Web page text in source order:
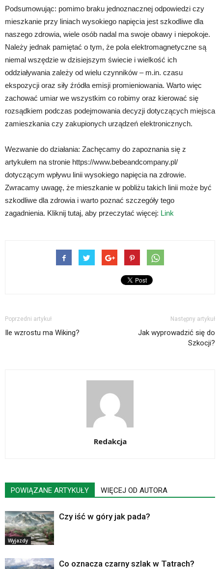
Podsumowując: pomimo braku jednoznacznej odpowiedzi czy
mieszkanie przy liniach wysokiego napięcia jest szkodliwe dla
naszego zdrowia, wiele osób nadal ma swoje obawy i niepokoje.
Należy jednak pamiętać o tym, że pola elektromagnetyczne są
niemal wszędzie w dzisiejszym świecie i wielkość ich
oddziaływania zależy od wielu czynników – m.in. czasu
ekspozycji oraz siły źródła emisji promieniowania. Warto więc
zachować umiar we wszystkim co robimy oraz kierować się
rozsądkiem podczas podejmowania decyzji dotyczących miejsca
zamieszkania czy zakupionych urządzeń elektronicznych.
Wezwanie do działania: Zachęcamy do zapoznania się z
artykułem na stronie https://www.bebeandcompany.pl/
dotyczącym wpływu linii wysokiego napięcia na zdrowie.
Zwracamy uwagę, że mieszkanie w pobliżu takich linii może być
szkodliwe dla zdrowia i warto poznać szczegóły tego
zagadnienia. Kliknij tutaj, aby przeczytać więcej: Link
Poprzedni artykuł
Ile wzrostu ma Wiking?
Następny artykuł
Jak wyprowadzić się do
Szkocji?
Redakcja
POWIĄZANE ARTYKUŁY WIĘCEJ OD AUTORA
Wyjazdy
Czy iść w góry jak pada?
Co oznacza czarny szlak w Tatrach?